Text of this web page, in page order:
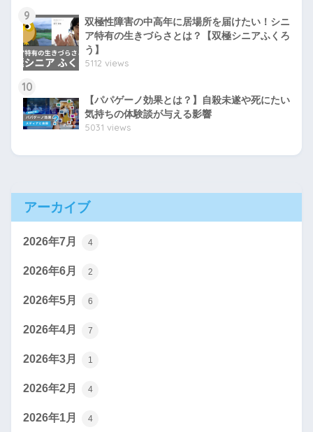
9
双極性障害の中高年に居場所を届けたい！シニ
ア特有の生きづらさとは？【双極シニアふくろ
う】
5112 views
10
【パパゲーノ効果とは？】自殺未遂や死にたい
気持ちの体験談が与える影響
5031 views
アーカイブ
2026年7月 4
2026年6月 2
2026年5月 6
2026年4月 7
2026年3月 1
2026年2月 4
2026年1月 4